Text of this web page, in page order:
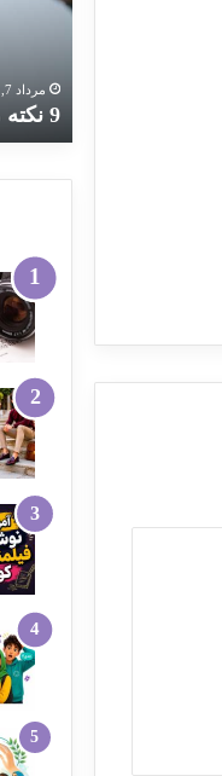
پلاستیک
بیمارمرداد 7, 1403
9 نکته مهم در جراحی پلاستیک و بهبود بیمار